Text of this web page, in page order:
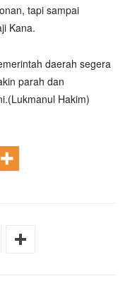
tapi sampai
Kana.
daerah segera
parah dan
Hakim)